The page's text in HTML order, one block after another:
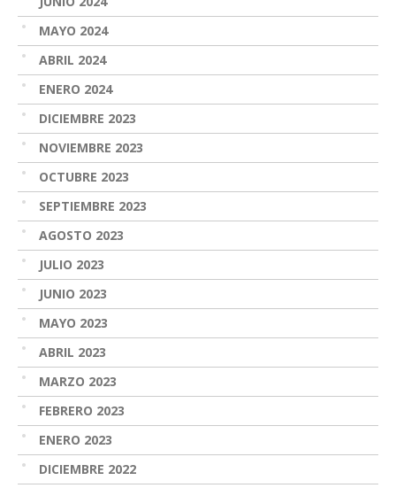
MAYO 2024
ABRIL 2024
ENERO 2024
DICIEMBRE 2023
NOVIEMBRE 2023
OCTUBRE 2023
SEPTIEMBRE 2023
AGOSTO 2023
JULIO 2023
JUNIO 2023
MAYO 2023
ABRIL 2023
MARZO 2023
FEBRERO 2023
ENERO 2023
DICIEMBRE 2022